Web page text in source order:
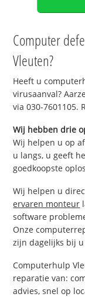
Computer
Vleuten?
Heeft u
virusaanval?
via 030-7601105.
Wij hebben drie
Wij helpen u op
u langs, u geeft
goedkoopste
Wij helpen u
ervaren monteur
software
Onze
zijn dagelijks bij
Computerhulp
reparatie van:
advies, snel op